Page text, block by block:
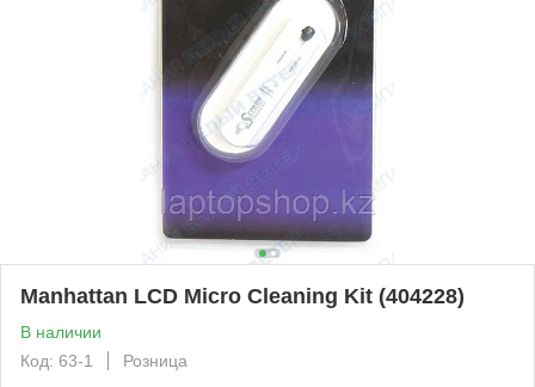
Manhattan LCD Micro Cleaning Kit (404228)
В наличии
Код: 63-1
Розница